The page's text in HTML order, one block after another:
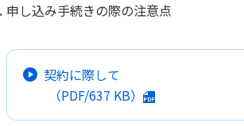
お客さまの声／お客さまサービス向
申し込み手続きの際の注意点
契約に際して
（PDF/637 KB）